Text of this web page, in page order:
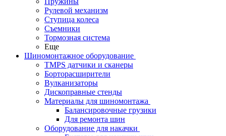
Рулевой механизм
Ступица колеса
Съемники
Тормозная система
Еще
Шиномонтажное оборудование
TMPS датчики и сканеры
Борторасширители
Вулканизаторы
Дископравные стенды
Материалы для шиномонтажа
Балансировочные грузики
Для ремонта шин
Оборудование для накачки